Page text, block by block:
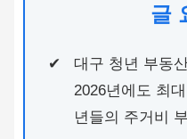
글
대구 청년 부동
2026년에도 최
년들의 주거비